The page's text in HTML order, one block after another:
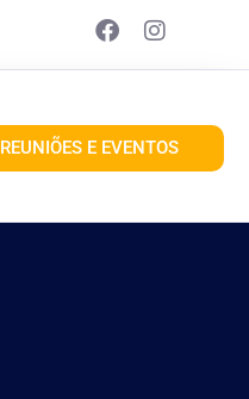
REUNIÕES E EVENTOS